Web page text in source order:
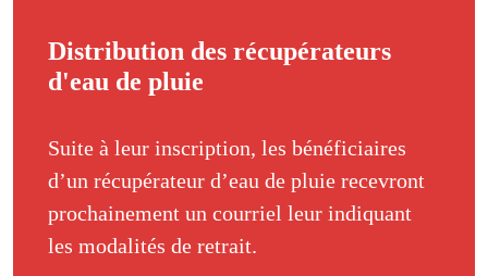
Distribution des récupérateurs
d'eau de pluie
Suite à leur inscription, les bénéficiaires
d’un récupérateur d’eau de pluie recevront
prochainement un courriel leur indiquant
les modalités de retrait.